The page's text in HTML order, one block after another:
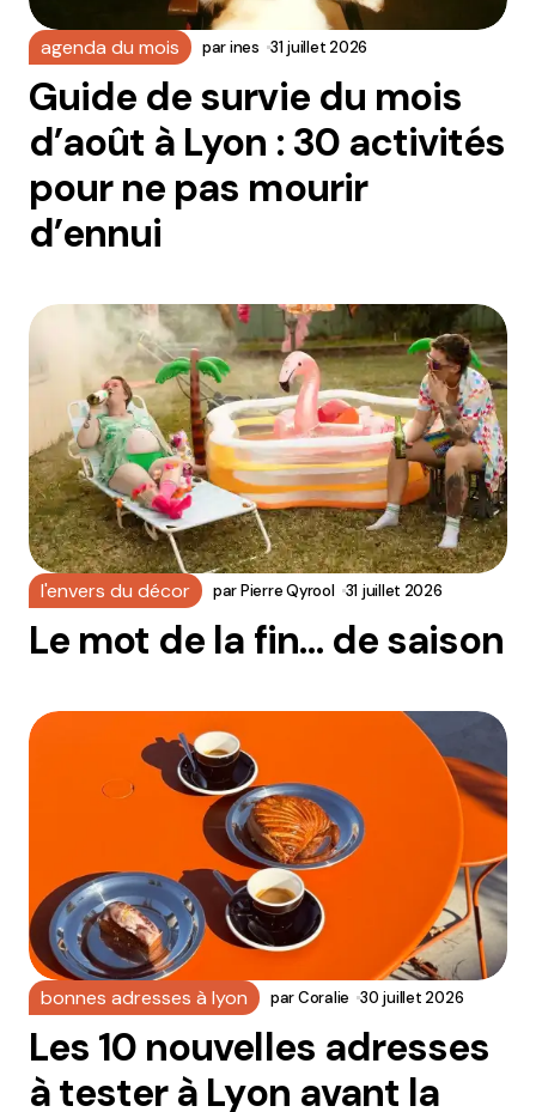
agenda du mois parines 31 juillet 2026
Guide de survie du mois
d’août à Lyon : 30 activités
pour ne pas mourir
d’ennui
l'envers du décor parPierre Qyrool 31 juillet 2026
Le mot de la fin… de saison
bonnes adresses à lyon parCoralie 30 juillet 2026
Les 10 nouvelles adresses
à tester à Lyon avant la